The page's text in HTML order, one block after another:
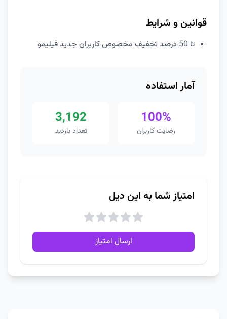
قوانین و شرایط
تا 50 درصد تخفیف مخصوص کاربران جدید فیلیمو
آمار استفاده
100%
رضایت کاربران
3,192
تعداد بازدید
امتیاز شما به این دیل
ارسال امتیاز